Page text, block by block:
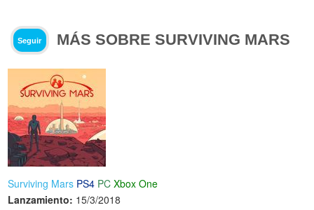
Seguir MÁS SOBRE SURVIVING MARS
Surviving Mars PS4 PC Xbox One
Lanzamiento: 15/3/2018